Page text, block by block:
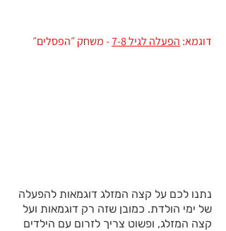
דוגמא: הפעלה לגיל 7-8 - משחק ״הפסלים״
נתנו לכם על קצה המזלג דוגמאות להפעלה
של ימי הולדת. כמובן שזה רק דוגמאות ועל
קצה המזלג, ופשוט צריך לזרום עם הילדים